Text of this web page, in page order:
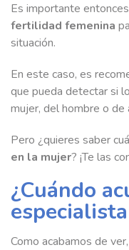
Es importante
fertilidad femenina
situación.
En este caso, es
que pueda detectar si
mujer, del hombre o de
Pero ¿quieres saber
en la mujer? ¡Te las
¿Cuándo
Como acabamos de